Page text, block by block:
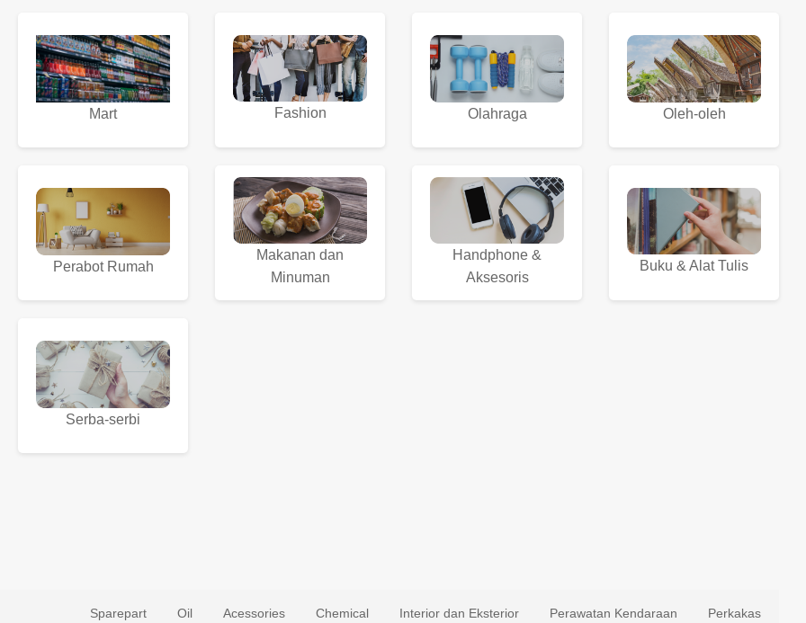
Mart Fashion Olahraga Oleh-oleh
Perabot Rumah
Makanan dan
Minuman
Handphone &
Aksesoris
Buku & Alat Tulis
Serba-serbi
Sparepart Oil Acessories Chemical Interior dan Eksterior Perawatan Kendaraan Perkakas